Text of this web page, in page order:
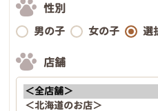
性別
男の子 女の子 選
店舗